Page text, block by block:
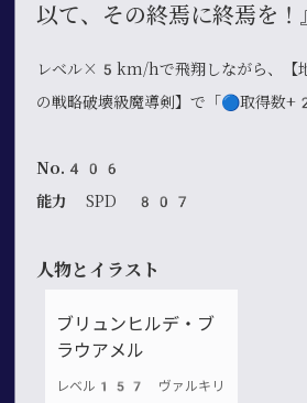
以て、その終焉に終焉を！
レベル×5km/hで飛翔しながら、【
の戦略破壊級魔導剣】で「🔵取得数
No.406
能力SPD 807
人物とイラスト
ブリュンヒルデ・ブ
ラウアメル
レベル157 ヴァルキリ